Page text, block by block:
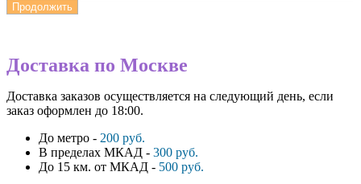
Продолжить
Доставка по Москве
Доставка заказов осуществляется на следующий день, если
заказ оформлен до 18:00.
До метро - 200 руб.
В пределах МКАД - 300 руб.
До 15 км. от МКАД - 500 руб.